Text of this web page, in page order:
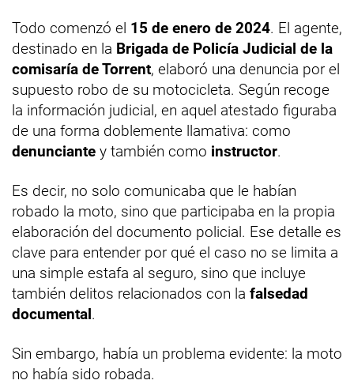
Todo comenzó el 15 de enero de 2024. El agente,
destinado en la Brigada de Policía Judicial de la
comisaría de Torrent, elaboró una denuncia por el
supuesto robo de su motocicleta. Según recoge
la información judicial, en aquel atestado figuraba
de una forma doblemente llamativa: como
denunciante y también como instructor.
Es decir, no solo comunicaba que le habían
robado la moto, sino que participaba en la propia
elaboración del documento policial. Ese detalle es
clave para entender por qué el caso no se limita a
una simple estafa al seguro, sino que incluye
también delitos relacionados con la falsedad
documental.
Sin embargo, había un problema evidente: la moto
no había sido robada.